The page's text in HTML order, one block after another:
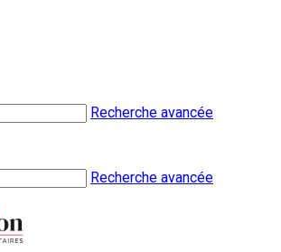
Recherche avancée
Recherche avancée